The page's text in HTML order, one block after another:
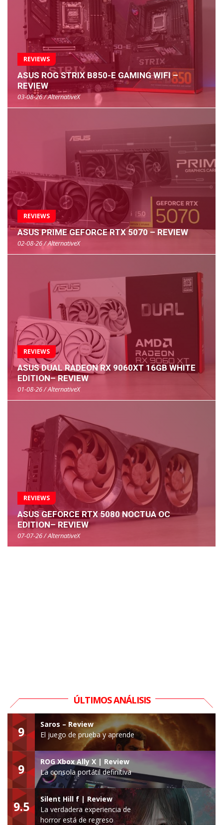
REVIEWS
ASUS ROG STRIX B850-E GAMING WIFI –
REVIEW
03-08-26 / AlternativeX
REVIEWS
ASUS PRIME GEFORCE RTX 5070 – REVIEW
02-08-26 / AlternativeX
REVIEWS
ASUS DUAL RADEON RX 9060XT 16GB WHITE
EDITION– REVIEW
01-08-26 / AlternativeX
REVIEWS
ASUS GEFORCE RTX 5080 NOCTUA OC
EDITION– REVIEW
07-07-26 / AlternativeX
ÚLTIMOS ANÁLISIS
9
Saros – Review
El juego de prueba y aprende
9
ROG Xbox Ally X | Review
La consola portátil definitiva
9.5
Silent Hill f | Review
La verdadera experiencia de
horror está de regreso